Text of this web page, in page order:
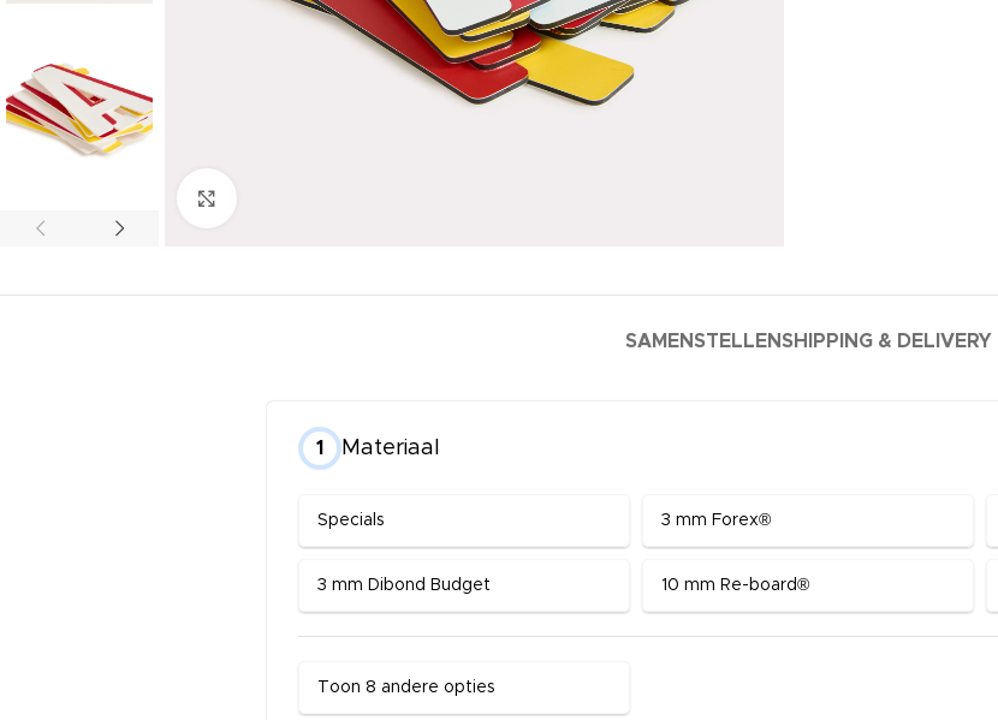
SAMENSTELLEN SHIPPING & DELIVERY
1 Materiaal
Specials 3 mm Forex®
3 mm Dibond Budget 10 mm Re-board®
Toon 8 andere opties